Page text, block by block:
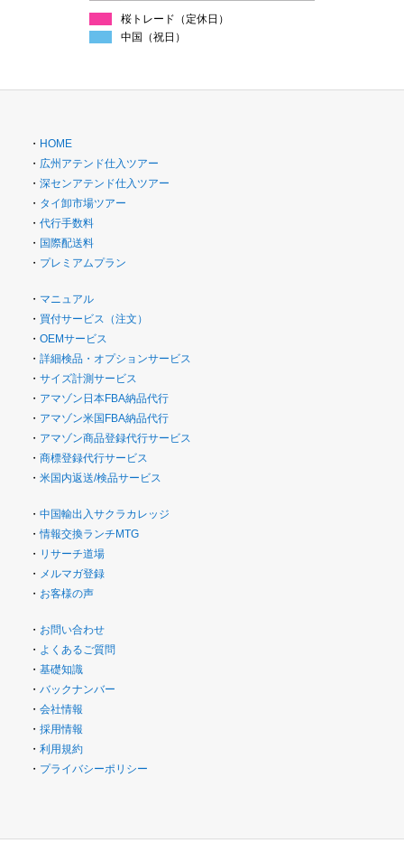
桜トレード（定休日）
中国（祝日）
・ HOME
・ 広州アテンド仕入ツアー
・ 深センアテンド仕入ツアー
・ タイ卸市場ツアー
・ 代行手数料
・ 国際配送料
・ プレミアムプラン
・ マニュアル
・ 買付サービス（注文）
・ OEMサービス
・ 詳細検品・オプションサービス
・ サイズ計測サービス
・ アマゾン日本FBA納品代行
・ アマゾン米国FBA納品代行
・ アマゾン商品登録代行サービス
・ 商標登録代行サービス
・ 米国内返送/検品サービス
・ 中国輸出入サクラカレッジ
・情報交換ランチMTG
・ リサーチ道場
・ メルマガ登録
・ お客様の声
・ お問い合わせ
・ よくあるご質問
・ 基礎知識
・ バックナンバー
・ 会社情報
・ 採用情報
・ 利用規約
・ プライバシーポリシー